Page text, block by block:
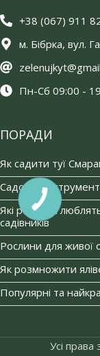
+38 (067) 911
м. Бібрка, вул.
Пн-Сб 09:00 -
ПОРАДИ
Як садити туї
Садовий
Які рослини
садівників
Рослини для живої
Як розмножити
Популярні та
Усі